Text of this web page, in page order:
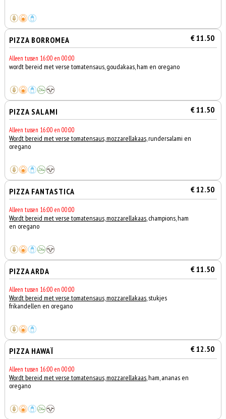
PIZZA BORROMEA € 11.50
Alleen tussen 16:00 en 00:00
wordt bereid met verse tomatensaus, goudakaas, ham en oregano
PIZZA SALAMI € 11.50
Alleen tussen 16:00 en 00:00
Wordt bereid met verse tomatensaus, mozzarellakaas,rundersalami en
oregano
PIZZA FANTASTICA € 12.50
Alleen tussen 16:00 en 00:00
Wordt bereid met verse tomatensaus, mozzarellakaas, champions, ham
en oregano
PIZZA ARDA € 11.50
Alleen tussen 16:00 en 00:00
Wordt bereid met verse tomatensaus, mozzarellakaas, stukjes
frikandellen en oregano
PIZZA HAWAÏ € 12.50
Alleen tussen 16:00 en 00:00
Wordt bereid met verse tomatensaus, mozzarellakaas, ham, ananas en
oregano